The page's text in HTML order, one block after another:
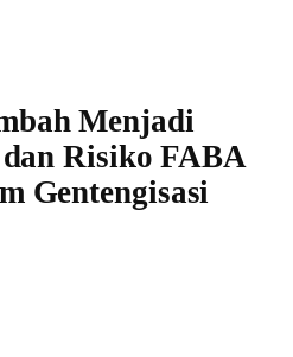
Menjadi
Risiko FABA
Gentengisasi